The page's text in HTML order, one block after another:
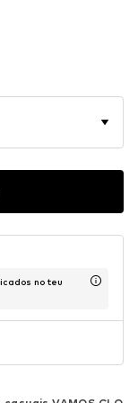
no teu